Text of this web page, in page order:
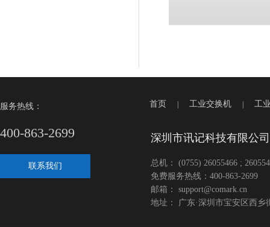
服务热线：
400-863-2699
联系我们
首页 工业交换机 工
深圳市讯记科技有限公司
总机： (0755) 26055466 ;
免费服务热线：400-863-2699
邮箱： support@comark.cn
地址： 广东·深圳市宝安区西